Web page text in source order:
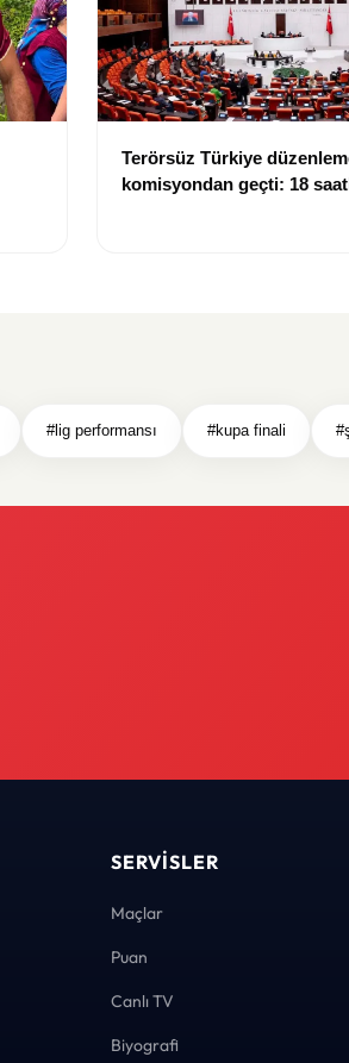
Terörsüz Türkiye
komisyondan geçti: 18
#lig performansı #kupa finali
SERVISLER
Maçlar
Puan
Canlı TV
Biyografi